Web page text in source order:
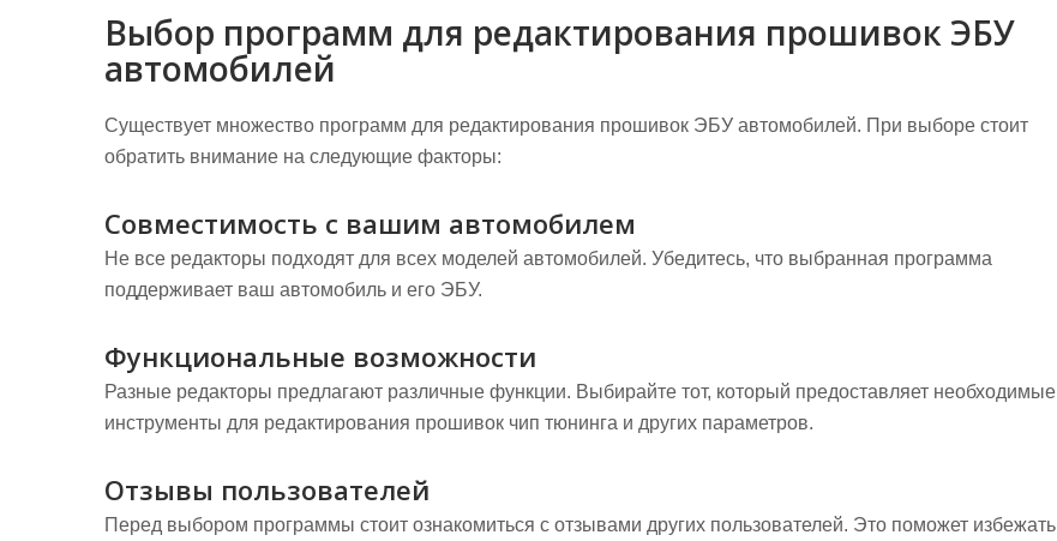
Выбор программ для редактирования прошивок ЭБУ
автомобилей
Существует множество программ для редактирования прошивок ЭБУ автомобилей. При выборе стоит
обратить внимание на следующие факторы:
Совместимость с вашим автомобилем
Не все редакторы подходят для всех моделей автомобилей. Убедитесь, что выбранная программа
поддерживает ваш автомобиль и его ЭБУ.
Функциональные возможности
Разные редакторы предлагают различные функции. Выбирайте тот, который предоставляет необходимые
инструменты для редактирования прошивок чип тюнинга и других параметров.
Отзывы пользователей
Перед выбором программы стоит ознакомиться с отзывами других пользователей. Это поможет избежать